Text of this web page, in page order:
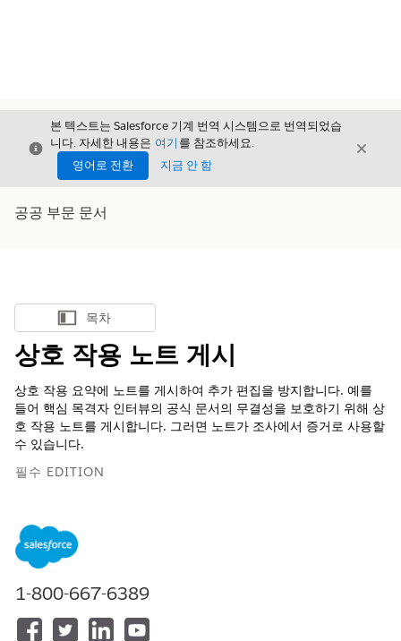
닫기
본 텍스트는 Salesforce 기계 번역 시스템으로 번역되었습
니다. 자세한 내용은 여기 를 참조하세요.
영어로 전환
지금 안 함
닫기
공공 부문 문서
목차 표시
목차
상호 작용 노트 게시
상호 작용 요약에 노트를 게시하여 추가 편집을 방지합니다. 예를
들어 핵심 목격자 인터뷰의 공식 문서의 무결성을 보호하기 위해 상
호 작용 노트를 게시합니다. 그러면 노트가 조사에서 증거로 사용할
수 있습니다.
필수 EDITION
상호 작용 노트 게시:
1-800-667-6389